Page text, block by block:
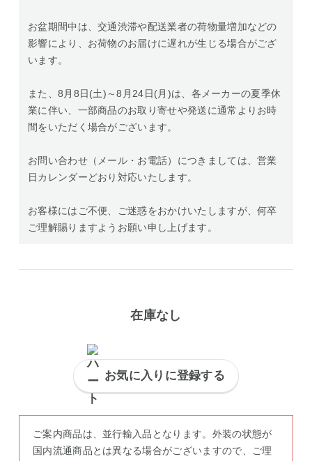
お盆期間中は、交通渋滞や配送業者の荷物量増加などの
影響により、お荷物のお届けに遅れが生じる場合がござ
います。
また、8月8日(土)～8月24日(月)は、各メーカーの夏季休
業に伴い、一部商品のお取り寄せや発送に通常よりお時
間をいただく場合がございます。
お問い合わせ（メール・お電話）につきましては、営業
日カレンダーどおり対応いたします。
お客様にはご不便、ご迷惑をおかけいたしますが、何卒
ご理解賜りますようお願い申し上げます。
在庫なし
お気に入りに登録する
ご案内商品は、並行輸入品となります。外装の状態が
国内流通商品とは異なる場合がございますので、ご理